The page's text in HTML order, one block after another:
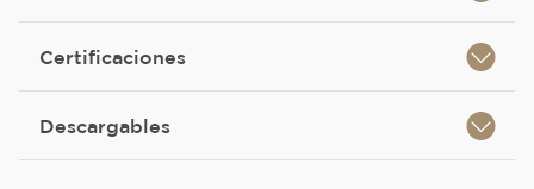
Certificaciones
Descargables